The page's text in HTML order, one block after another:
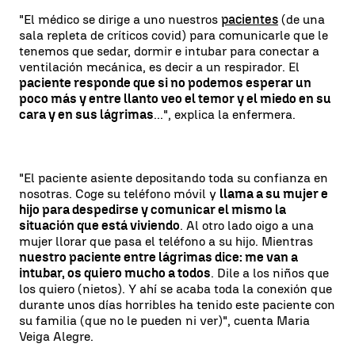
"El médico se dirige a uno nuestros pacientes (de una
sala repleta de críticos covid) para comunicarle que le
tenemos que sedar, dormir e intubar para conectar a
ventilación mecánica, es decir a un respirador. El
paciente responde que si no podemos esperar un
poco más y entre llanto veo el temor y el miedo en su
cara y en sus lágrimas...", explica la enfermera.
"El paciente asiente depositando toda su confianza en
nosotras. Coge su teléfono móvil y llama a su mujer e
hijo para despedirse y comunicar el mismo la
situación que está viviendo. Al otro lado oigo a una
mujer llorar que pasa el teléfono a su hijo. Mientras
nuestro paciente entre lágrimas dice: me van a
intubar, os quiero mucho a todos. Dile a los niños que
los quiero (nietos). Y ahí se acaba toda la conexión que
durante unos días horribles ha tenido este paciente con
su familia (que no le pueden ni ver)", cuenta Maria
Veiga Alegre.